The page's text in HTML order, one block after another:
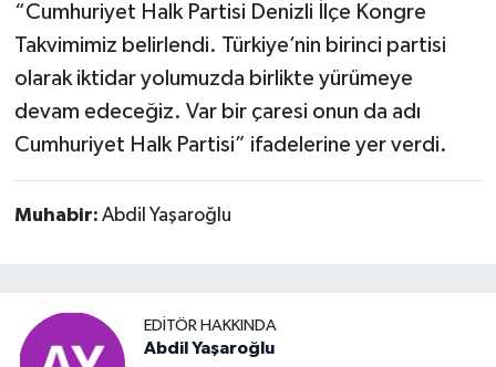
“Cumhuriyet Halk Partisi Denizli İlçe Kongre
Takvimimiz belirlendi. Türkiye’nin birinci partisi
olarak iktidar yolumuzda birlikte yürümeye
devam edeceğiz. Var bir çaresi onun da adı
Cumhuriyet Halk Partisi” ifadelerine yer verdi.
Muhabir: Abdil Yaşaroğlu
EDITÖR HAKKINDA
Abdil Yaşaroğlu